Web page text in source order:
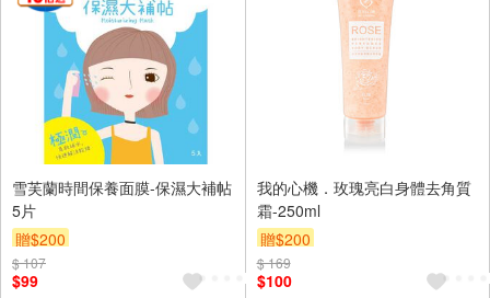
雪芙蘭時間保養面膜-保濕大補帖
5片
贈$200
$ 107
$99
我的心機．玫瑰亮白身體去角質
霜-250ml
贈$200
$ 169
$100